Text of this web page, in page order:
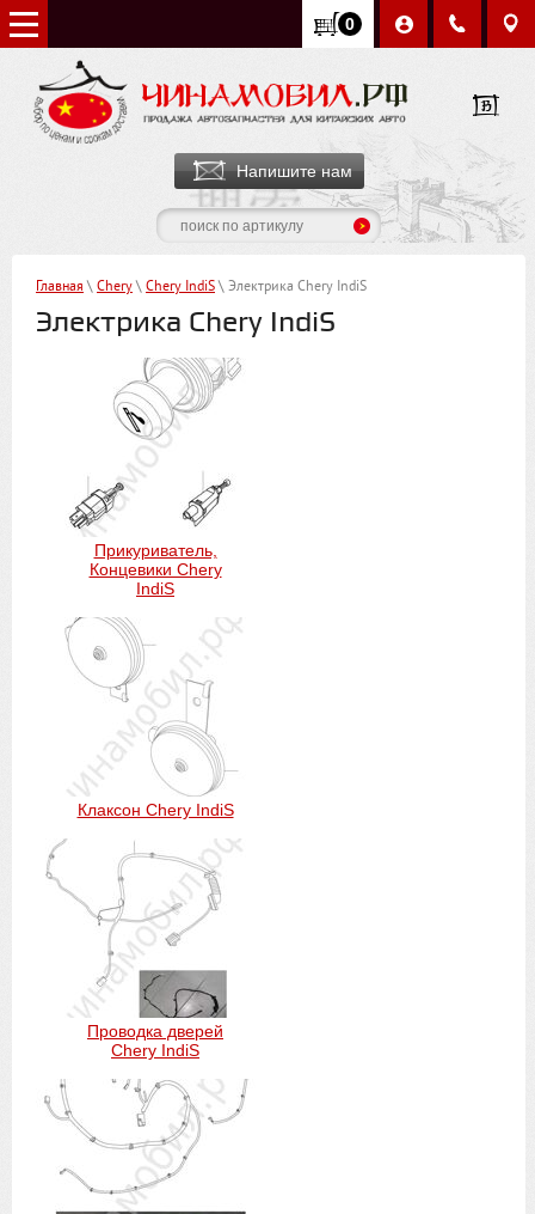
0
Напишите нам
Главная \ Chery \ Chery IndiS \ Электрика Chery IndiS
Электрика Chery IndiS
Прикуриватель,
Концевики Chery
IndiS
Клаксон Chery IndiS
Проводка дверей
Chery IndiS